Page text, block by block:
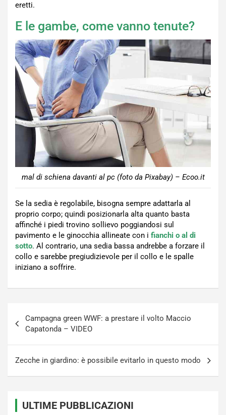
eretti.
E le gambe, come vanno tenute?
mal di schiena davanti al pc (foto da Pixabay) – Ecoo.it
Se la sedia è regolabile, bisogna sempre adattarla al
proprio corpo; quindi posizionarla alta quanto basta
affinché i piedi trovino sollievo poggiandosi sul
pavimento e le ginocchia allineate con i fianchi o al di
sotto. Al contrario, una sedia bassa andrebbe a forzare il
collo e sarebbe pregiudizievole per il collo e le spalle
iniziano a soffrire.
articoli
Campagna green WWF: a prestare il volto Maccio
Capatonda – VIDEO
Zecche in giardino: è possibile evitarlo in questo modo
ULTIME PUBBLICAZIONI